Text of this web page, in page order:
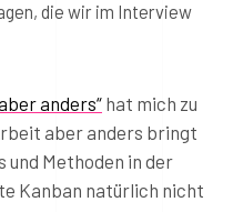
die wir im Interview
anders“ hat mich zu
aber anders bringt
und Methoden in der
Kanban natürlich nicht